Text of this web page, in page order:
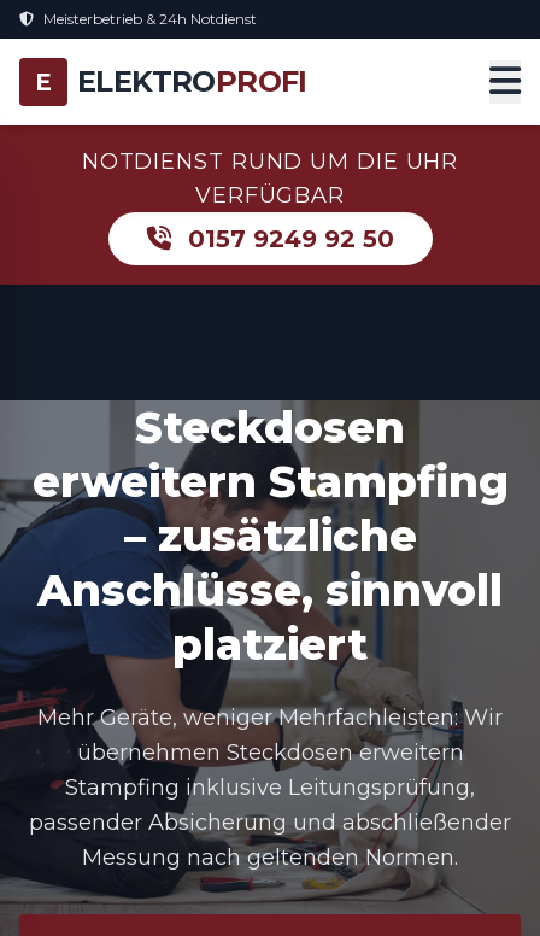
Meisterbetrieb & 24h Notdienst
E ELEKTROPROFI
NOTDIENST RUND UM DIE UHR
VERFÜGBAR
0157 9249 92 50
Steckdosen
erweitern Stampfing
– zusätzliche
Anschlüsse, sinnvoll
platziert
Mehr Geräte, weniger Mehrfachleisten: Wir
übernehmen Steckdosen erweitern
Stampfing inklusive Leitungsprüfung,
passender Absicherung und abschließender
Messung nach geltenden Normen.